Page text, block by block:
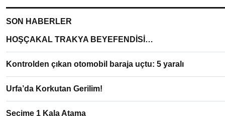
SON HABERLER
HOŞÇAKAL TRAKYA BEYEFENDİSİ…
Kontrolden çıkan otomobil baraja uçtu: 5 yaralı
Urfa’da Korkutan Gerilim!
Seçime 1 Kala Atama